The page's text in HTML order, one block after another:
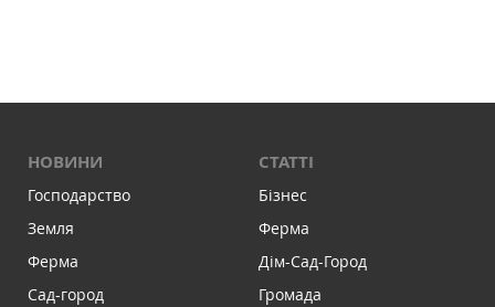
НОВИНИ
Господарство
Земля
Ферма
Сад-город
СТАТТІ
Бізнес
Ферма
Дім-Сад-Город
Громада